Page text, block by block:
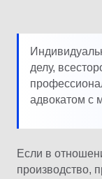
делу,
адвокатом с
Если в
производство,